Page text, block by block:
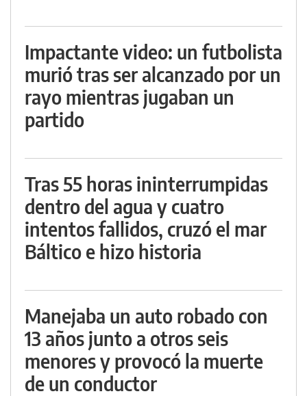
Impactante video: un futbolista
murió tras ser alcanzado por un
rayo mientras jugaban un
partido
Tras 55 horas ininterrumpidas
dentro del agua y cuatro
intentos fallidos, cruzó el mar
Báltico e hizo historia
Manejaba un auto robado con
13 años junto a otros seis
menores y provocó la muerte
de un conductor